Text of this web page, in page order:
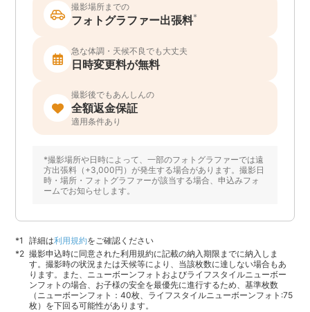
撮影場所までの
フォトグラファー出張料*
急な体調・天候不良でも大丈夫
日時変更料が無料
撮影後でもあんしんの
全額返金保証
適用条件あり
*撮影場所や日時によって、一部のフォトグラファーでは遠
方出張料（+3,000円）が発生する場合があります。撮影日
時・場所・フォトグラファーが該当する場合、申込みフォ
ームでお知らせします。
詳細は利用規約をご確認ください
撮影申込時に同意された利用規約に記載の納入期限までに納入しま
す。撮影時の状況または天候等により、当該枚数に達しない場合もあ
ります。また、ニューボーンフォトおよびライフスタイルニューボー
ンフォトの場合、お子様の安全を最優先に進行するため、基準枚数
（ニューボーンフォト：40枚、ライフスタイルニューボーンフォト:75
枚）を下回る可能性があります。